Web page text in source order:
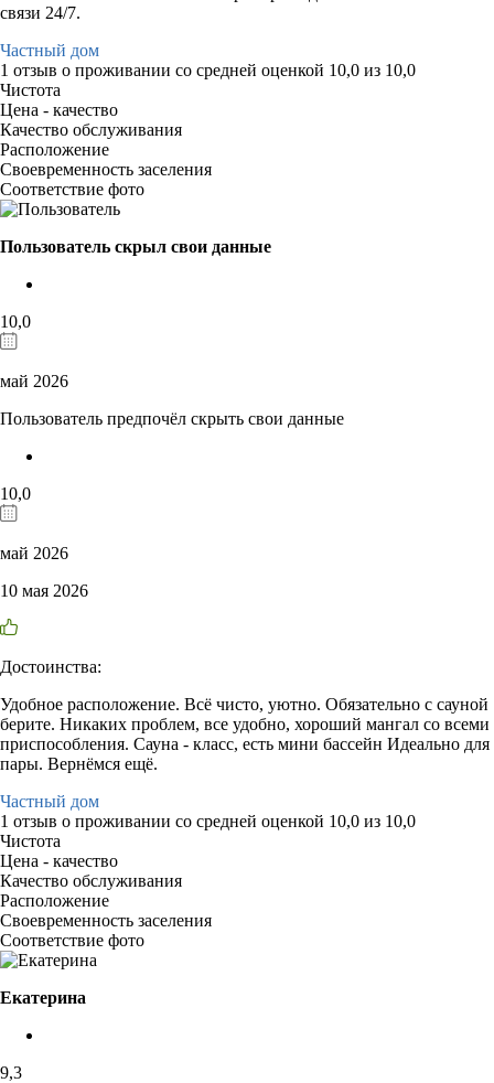
связи 24/7.
Частный дом
1 отзыв о проживании со средней оценкой 10,0 из 10,0
Чистота
Цена - качество
Качество обслуживания
Расположение
Своевременность заселения
Соответствие фото
Пользователь скрыл свои данные
10,0
май 2026
Пользователь предпочёл скрыть свои данные
10,0
май 2026
10 мая 2026
Достоинства:
Удобное расположение. Всё чисто, уютно. Обязательно с сауной
берите. Никаких проблем, все удобно, хороший мангал со всеми
приспособления. Сауна - класс, есть мини бассейн Идеально для
пары. Вернёмся ещё.
Частный дом
1 отзыв о проживании со средней оценкой 10,0 из 10,0
Чистота
Цена - качество
Качество обслуживания
Расположение
Своевременность заселения
Соответствие фото
Екатерина
9,3